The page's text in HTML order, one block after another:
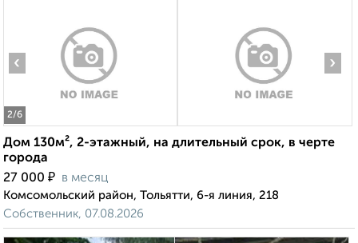
2/6
‹ ›
Дом 130м², 2-этажный, на длительный срок, в черте
города
27 000 ₽ в месяц
Комсомольский район, Тольятти, 6-я линия, 218
Собственник, 07.08.2026